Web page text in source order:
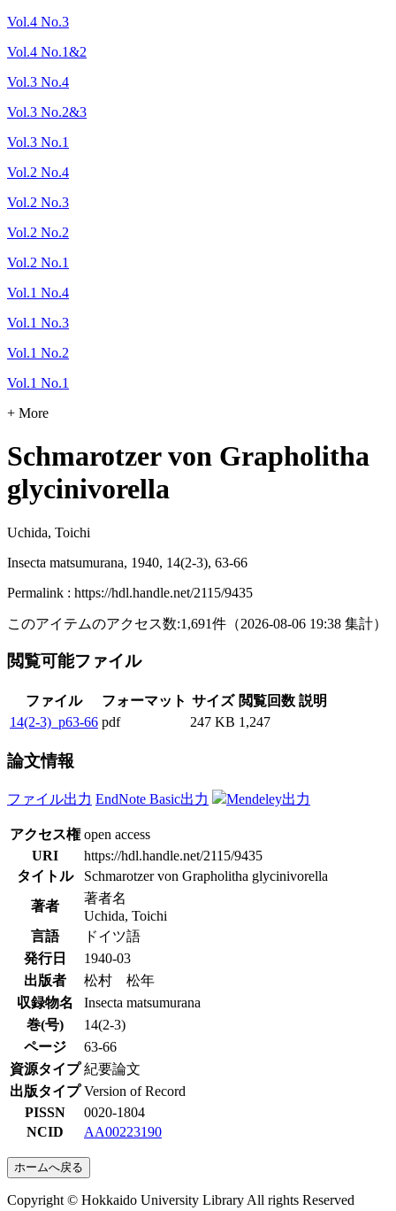
Vol.4 No.3
Vol.4 No.1&2
Vol.3 No.4
Vol.3 No.2&3
Vol.3 No.1
Vol.2 No.4
Vol.2 No.3
Vol.2 No.2
Vol.2 No.1
Vol.1 No.4
Vol.1 No.3
Vol.1 No.2
Vol.1 No.1
+ More
Schmarotzer von Grapholitha
glycinivorella
Uchida, Toichi
Insecta matsumurana, 1940, 14(2-3), 63-66
Permalink : https://hdl.handle.net/2115/9435
このアイテムのアクセス数:1,691件 （2026-08-06 19:38 集計）
閲覧可能ファイル
ファイル フォーマット サイズ 閲覧回数 説明
14(2-3)_p63-66 pdf 247 KB 1,247
論文情報
ファイル出力 EndNote Basic出力 Mendeley出力
アクセス権 open access
URI
https://hdl.handle.net/2115/9435
タイトル
Schmarotzer von Grapholitha glycinivorella
著者
著者名
Uchida, Toichi
言語
ドイツ語
発行日
1940-03
出版者
松村 松年
収録物名
Insecta matsumurana
巻(号)
14(2-3)
ページ
63-66
資源タイプ 紀要論文
出版タイプ Version of Record
PISSN
0020-1804
NCID
AA00223190
ホームへ戻る
Copyright © Hokkaido University Library All rights Reserved